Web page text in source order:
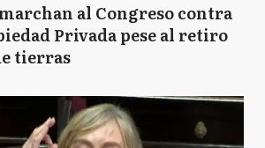
al Congreso contra
Privada pese al retiro
tierras